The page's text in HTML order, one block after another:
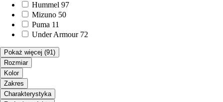
Hummel 97
Mizuno 50
Puma 11
Under Armour 72
Pokaż więcej (91)
Rozmiar
Kolor
Zakres
Charakterystyka